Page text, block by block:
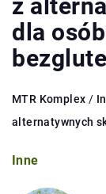
z
dla
MTR Komplex /
alternatywnych
Inne